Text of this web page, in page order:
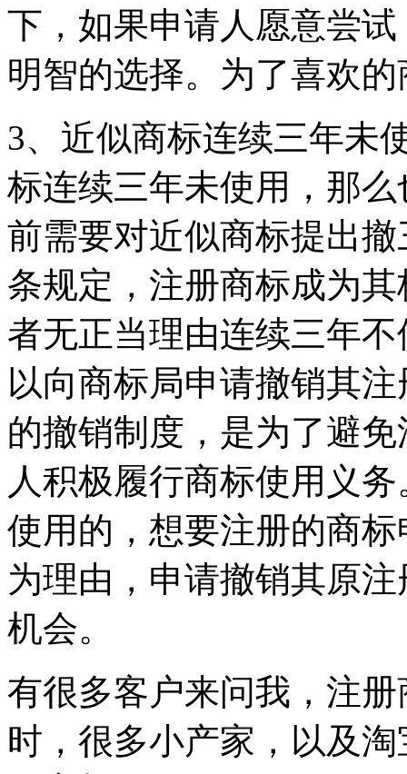
下，如果申请人愿意尝
明智的选择。为了喜欢
3、近似商标连续三年未
标连续三年未使用，那
前需要对近似商标提出
条规定，注册商标成为
者无正当理由连续三年
以向商标局申请撤销其
的撤销制度，是为了避
人积极履行商标使用义
使用的，想要注册的商
为理由，申请撤销其原
机会。
有很多客户来问我，注
时，很多小产家，以及